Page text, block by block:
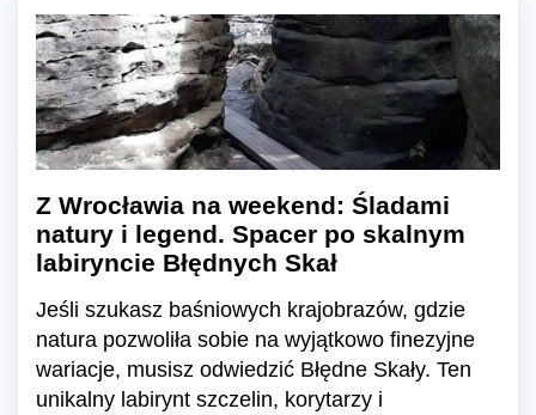
Z Wrocławia na weekend: Śladami
natury i legend. Spacer po skalnym
labiryncie Błędnych Skał
Jeśli szukasz baśniowych krajobrazów, gdzie
natura pozwoliła sobie na wyjątkowo finezyjne
wariacje, musisz odwiedzić Błędne Skały. Ten
unikalny labirynt szczelin, korytarzy i